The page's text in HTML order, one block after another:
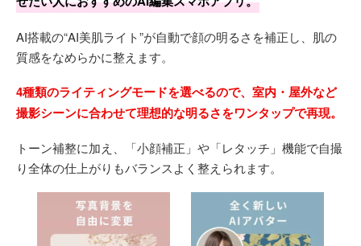
AI搭載の“AI美肌ライト”が自動で顔の明るさを補正し、肌の
質感をなめらかに整えます。
4種類のライティングモードを選べるので、室内・屋外など
撮影シーンに合わせて理想的な明るさをワンタップで再現。
トーン補整に加え、「小顔補正」や「レタッチ」機能で自撮
り全体の仕上がりもバランスよく整えられます。